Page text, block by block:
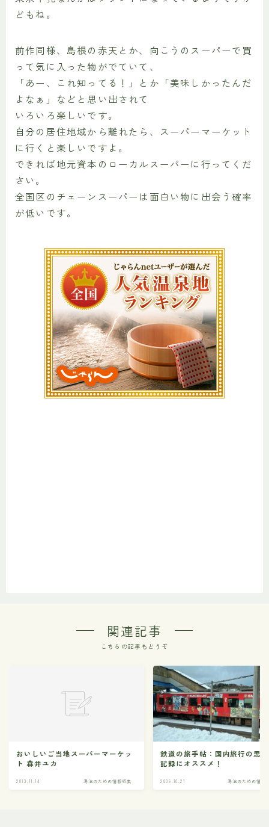
どもね。
前作同様、島根の赤天とか、向こうのスーパーで買
って気に入った物がでていて、
「あー、これ知ってる！」とか「美味しかったんだ
よなぁ」などと思い出されて
いろいろ楽しいです。
自分の居住地域から離れたら、スーパーマーケット
に行くと楽しいですよ。
できれば地元資本のローカルスーパーに行ってくだ
さい。
全国区のチェーンスーパーは面白い物に出会う確率
が低いです。
関連記事
こちらの記事もどうぞ
おいしいご当地スーパーマーケッ
ト 森井ユカ
2013.11.14 湯治のための情報収集
鉄道の旅手帖：国内旅行の思
記録にオススメ！
2009.10.21 湯治のための情報